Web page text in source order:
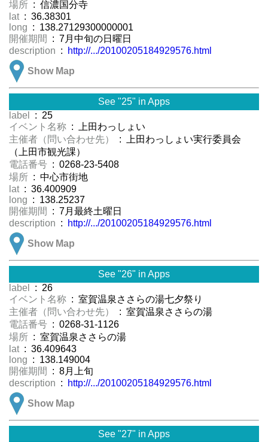
場所 : 信濃国分寺
lat : 36.38301
long : 138.27129300000001
開催期間
: 7月中旬の日曜日
description :
http://.../20100205184929576.html
Show Map
See "25" in Apps
label
: 25
イベント名称 : 上田わっしょい
主催者（問い合わせ先）
: 上田わっしょい実行委員会
（上田市観光課）
電話番号 : 0268-23-5408
場所 : 中心市街地
lat : 36.400909
long : 138.25237
開催期間
: 7月最終土曜日
description :
http://.../20100205184929576.html
Show Map
See "26" in Apps
label
: 26
イベント名称 : 室賀温泉ささらの湯七夕祭り
主催者（問い合わせ先）
: 室賀温泉ささらの湯
電話番号 : 0268-31-1126
場所 : 室賀温泉ささらの湯
lat : 36.409643
long : 138.149004
開催期間
: 8月上旬
description :
http://.../20100205184929576.html
Show Map
See "27" in Apps